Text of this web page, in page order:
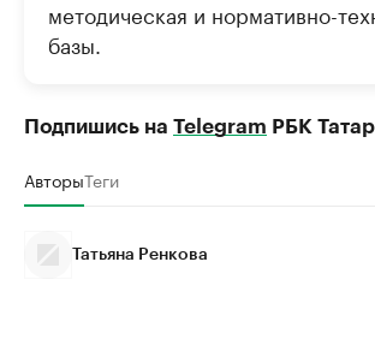
методическая и нормативно-
базы.
Подпишись на Telegram РБК
АвторыТеги
Татьяна Ренкова